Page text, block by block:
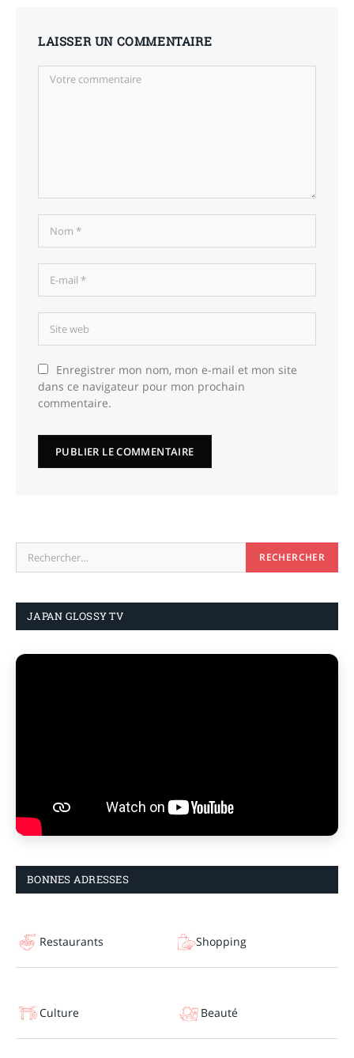
LAISSER UN COMMENTAIRE
Enregistrer mon nom, mon e-mail et mon site
dans ce navigateur pour mon prochain
commentaire.
JAPAN GLOSSY TV
BONNES ADRESSES
Restaurants Shopping
Culture Beauté